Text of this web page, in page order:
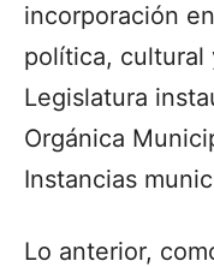
incorporación
política, cultural
Legislatura
Orgánica
Instancias
Lo anterior,